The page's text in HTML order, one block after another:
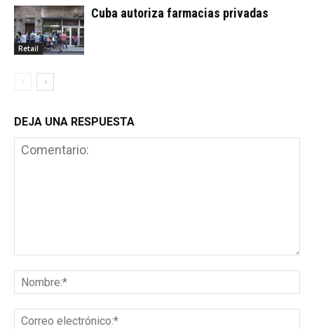
Retail
Cuba autoriza farmacias privadas
DEJA UNA RESPUESTA